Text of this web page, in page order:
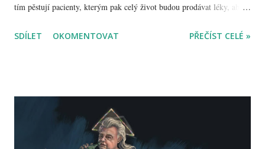
tím pěstují pacienty, kterým pak celý život budou prodávat léky, aby
jak dobře známe třeba z jedenáctého září, kdy si Amíci zbourali dva
přistání na Měsíci, který je pouhý hologram, jak říkal už Nikola Tesla,
i když mu to Einstein, který propadal z matematiky, rozmlouval, ale
neuspěl, takže Putin poslal do vesmíru Gagarina, který s údivem
SDÍLET OKOMENTOVAT PŘEČÍST CELÉ »